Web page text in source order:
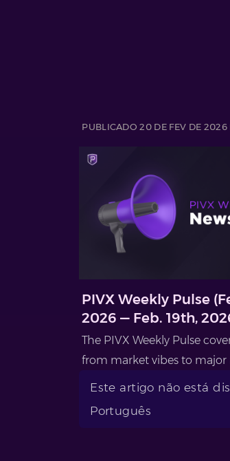
PUBLICADO 20 DE FEV DE 2026
PIVX Weekly Pulse
2026 — Feb. 19th,
The PIVX Weekly Pulse
from market vibes to major
Este artigo não está
Português